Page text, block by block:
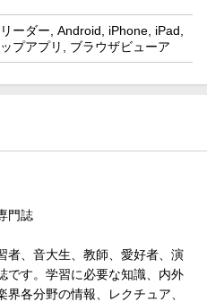
ーダー, Android, iPhone, iPad,
プアプリ, ブラウザビューア
門誌
者、音大生、教師、愛好者、演
です。学習に必要な知識、内外
各分野の情報、レクチュア、